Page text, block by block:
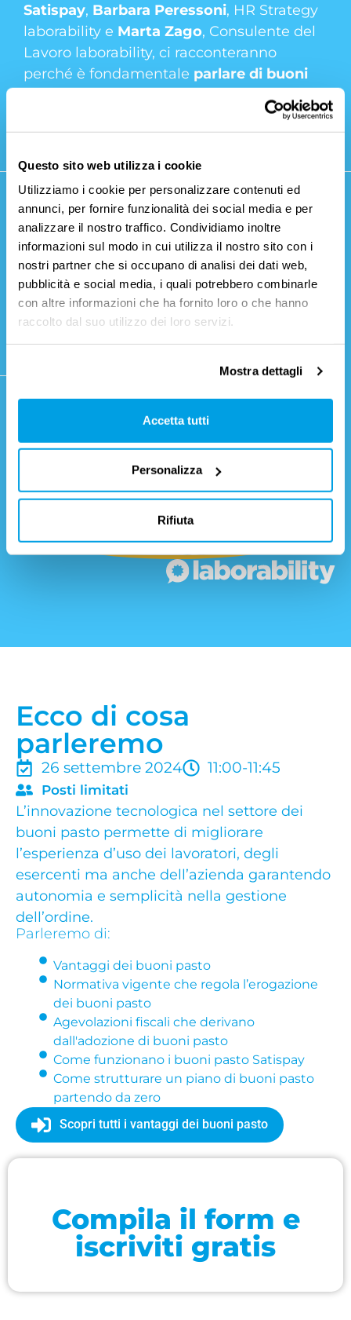
Questo sito web utilizza i cookie
Utilizziamo i cookie per personalizzare contenuti ed
annunci, per fornire funzionalità dei social media e per
analizzare il nostro traffico. Condividiamo inoltre
informazioni sul modo in cui utilizza il nostro sito con i
nostri partner che si occupano di analisi dei dati web,
pubblicità e social media, i quali potrebbero combinarle
con altre informazioni che ha fornito loro o che hanno
raccolto dal suo utilizzo dei loro servizi.
Mostra dettagli
Accetta tutti
Personalizza
Rifiuta
Satispay, Barbara Peressoni, HR Strategy
laborability e Marta Zago, Consulente del
Lavoro laborability, ci racconteranno
perché è fondamentale parlare di buoni
pasto nell’ambito di un approccio di total
conveniente per aziende e lavoratori.
Ne parliamo con
Ingrid
Passarelli
Head of Small &
Medium
Enterprises
Business
Development
Barbara
Peressoni
HR Strategy
laborability
Marta
Zago
Consulente del
Lavoro
laborability
LEGGI IL PROGRAMMA
Ecco di cosa
parleremo
26 settembre 2024 11:00-11:45
Posti limitati
L’innovazione tecnologica nel settore dei
buoni pasto permette di migliorare
l’esperienza d’uso dei lavoratori, degli
esercenti ma anche dell’azienda garantendo
autonomia e semplicità nella gestione
dell’ordine.
Parleremo di:
Vantaggi dei buoni pasto
Normativa vigente che regola l’erogazione
dei buoni pasto
Agevolazioni fiscali che derivano
dall'adozione di buoni pasto
Come funzionano i buoni pasto Satispay
Come strutturare un piano di buoni pasto
partendo da zero
Scopri tutti i vantaggi dei buoni pasto
Compila il form e
iscriviti gratis